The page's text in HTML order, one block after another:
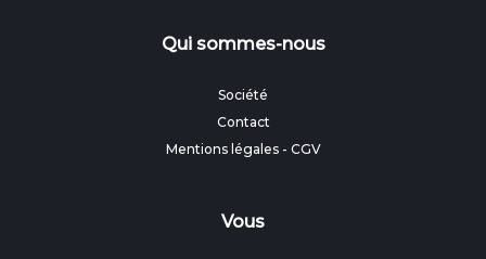
Qui sommes-nous
Société
Contact
Mentions légales- CGV
Vous